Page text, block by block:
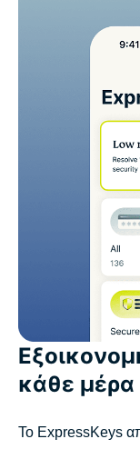
κάθε μέρα
Το ExpressKeys